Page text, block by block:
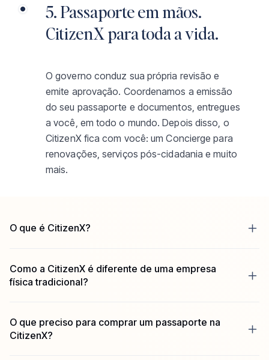
5. Passaporte em mãos.
CitizenX para toda a vida.
O governo conduz sua própria revisão e
emite aprovação. Coordenamos a emissão
do seu passaporte e documentos, entregues
a você, em todo o mundo. Depois disso, o
CitizenX fica com você: um Concierge para
renovações, serviços pós-cidadania e muito
mais.
O que é CitizenX?
acesso premium (white-glove) à diversificação de
portfólio de passaportes.
direta do mundo: por doação, investimento ou
descendência; com eficiência, segurança e transparência
Como a CitizenX é diferente de uma empresa
física tradicional?
ineficiência e a opacidade das empresas físicas
tradicionais.
O que preciso para comprar um passaporte na
CitizenX?